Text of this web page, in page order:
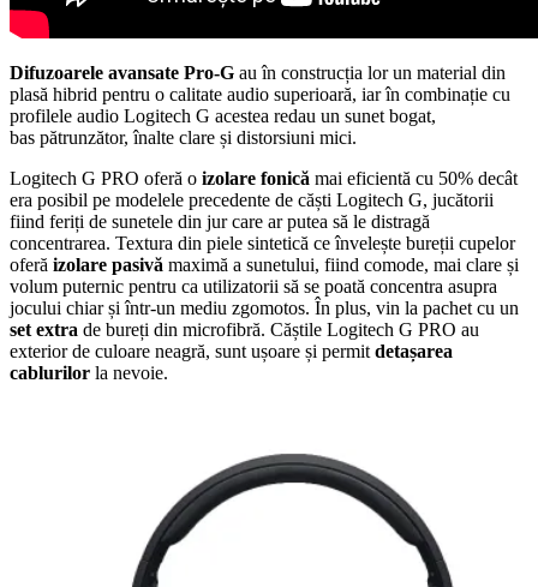
Difuzoarele avansate Pro-G au în construcția lor un material din
plasă hibrid pentru o calitate audio superioară, iar în combinație cu
profilele audio Logitech G acestea redau un sunet bogat,
bas pătrunzător, înalte clare și distorsiuni mici.
Logitech G PRO oferă o izolare fonică mai eficientă cu 50% decât
era posibil pe modelele precedente de căști Logitech G, jucătorii
fiind feriți de sunetele din jur care ar putea să le distragă
concentrarea. Textura din piele sintetică ce învelește bureții cupelor
oferă izolare pasivă maximă a sunetului, fiind comode, mai clare și
volum puternic pentru ca utilizatorii să se poată concentra asupra
jocului chiar și într-un mediu zgomotos. În plus, vin la pachet cu un
set extra de bureți din microfibră. Căștile Logitech G PRO au
exterior de culoare neagră, sunt ușoare și permit detașarea
cablurilor la nevoie.